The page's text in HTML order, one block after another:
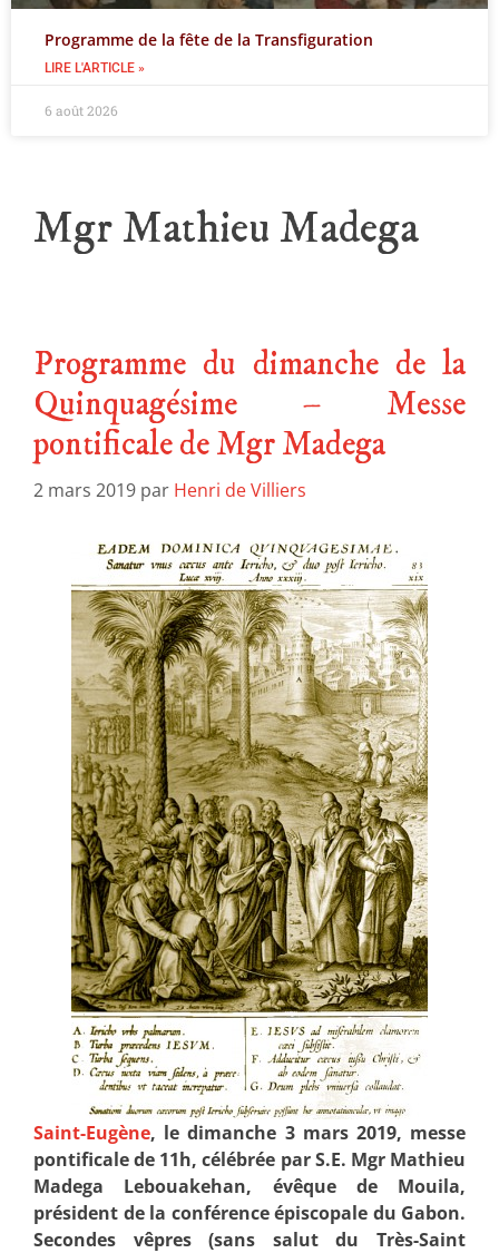
Programme de la fête de la Transfiguration
LIRE L'ARTICLE »
6 août 2026
Mgr Mathieu Madega
Programme du dimanche de la
Quinquagésime – Messe
pontificale de Mgr Madega
2 mars 2019 par Henri de Villiers
Saint-Eugène, le dimanche 3 mars 2019, messe
pontificale de 11h, célébrée par S.E. Mgr Mathieu
Madega Lebouakehan, évêque de Mouila,
président de la conférence épiscopale du Gabon.
Secondes vêpres (sans salut du Très-Saint